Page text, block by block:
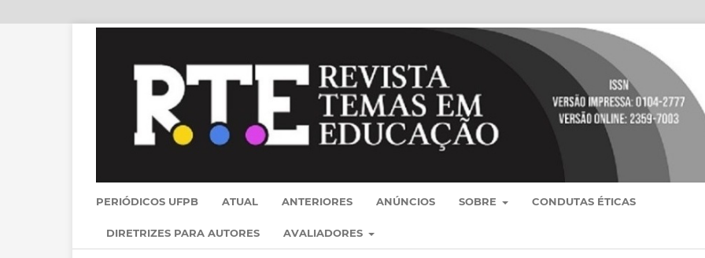
PERIÓDICOS UFPB ATUAL ANTERIORES ANÚNCIOS SOBRE CONDUTAS ÉTICAS
DIRETRIZES PARA AUTORES AVALIADORES